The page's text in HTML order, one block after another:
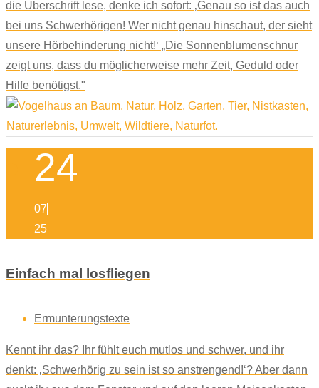
die Überschrift lese, denke ich sofort: ‚Genau so ist das auch
bei uns Schwerhörigen! Wer nicht genau hinschaut, der sieht
unsere Hörbehinderung nicht!‘ „Die Sonnenblumenschnur
zeigt uns, dass du möglicherweise mehr Zeit, Geduld oder
Hilfe benötigst."
24
07
25
Einfach mal losfliegen
Ermunterungstexte
Kennt ihr das? Ihr fühlt euch mutlos und schwer, und ihr
denkt: ‚Schwerhörig zu sein ist so anstrengend!‘? Aber dann